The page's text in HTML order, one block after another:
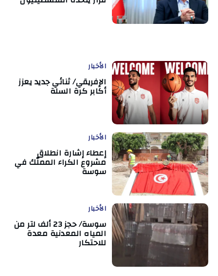
الأخبار
الإفريقي/ ثنائي جديد يعزز
أكابر كرة السلة
الأخبار
إعطاء إشارة انطلاق
مشروع الكراء المملّك في
سوسة
الأخبار
سوسة/ حجز 23 ألف لتر من
المياه المعدنية معدة
للاحتكار